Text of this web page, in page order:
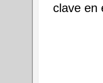
clave en